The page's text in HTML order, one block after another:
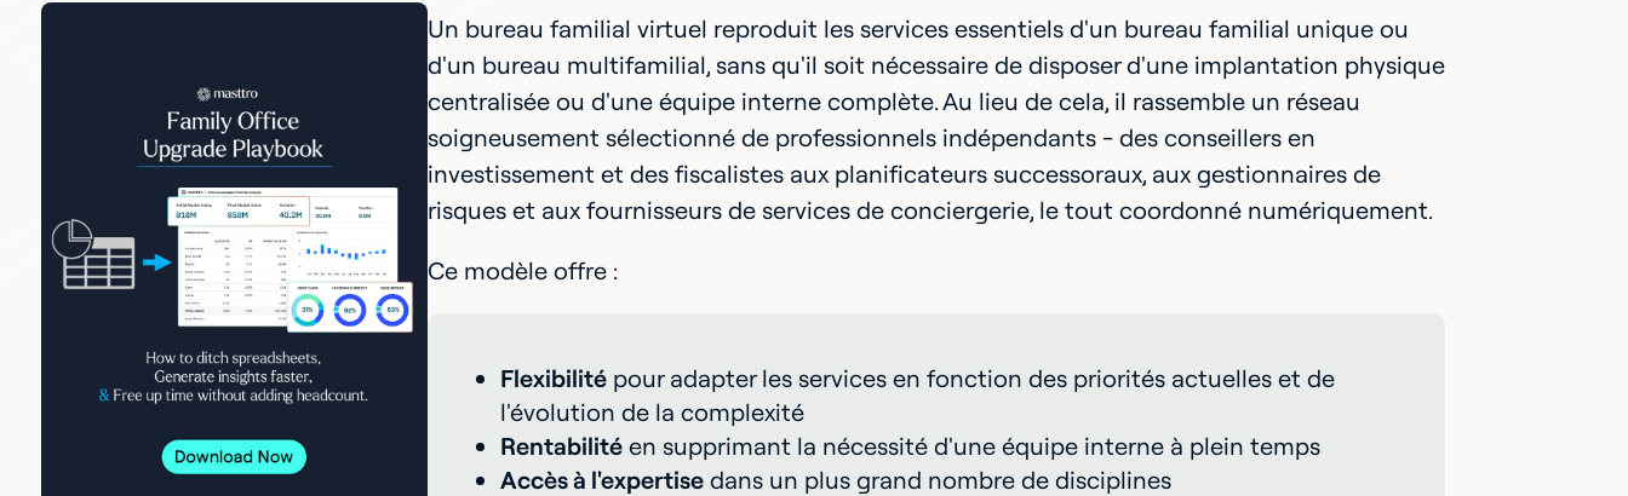
Un bureau familial virtuel reproduit les services essentiels d'un bureau familial unique ou
d'un bureau multifamilial, sans qu'il soit nécessaire de disposer d'une implantation physique
centralisée ou d'une équipe interne complète. Au lieu de cela, il rassemble un réseau
soigneusement sélectionné de professionnels indépendants - des conseillers en
investissement et des fiscalistes aux planificateurs successoraux, aux gestionnaires de
risques et aux fournisseurs de services de conciergerie, le tout coordonné numériquement.
Ce modèle offre :
Flexibilitépour adapter les services en fonction des priorités actuelles et de
l'évolution de la complexité
Rentabilitéen supprimant la nécessité d'une équipe interne à plein temps
Accès à l'expertisedans un plus grand nombre de disciplines